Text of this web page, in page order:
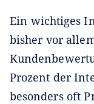
Ein wichtiges
bisher vor
Prozent der
besonders oft